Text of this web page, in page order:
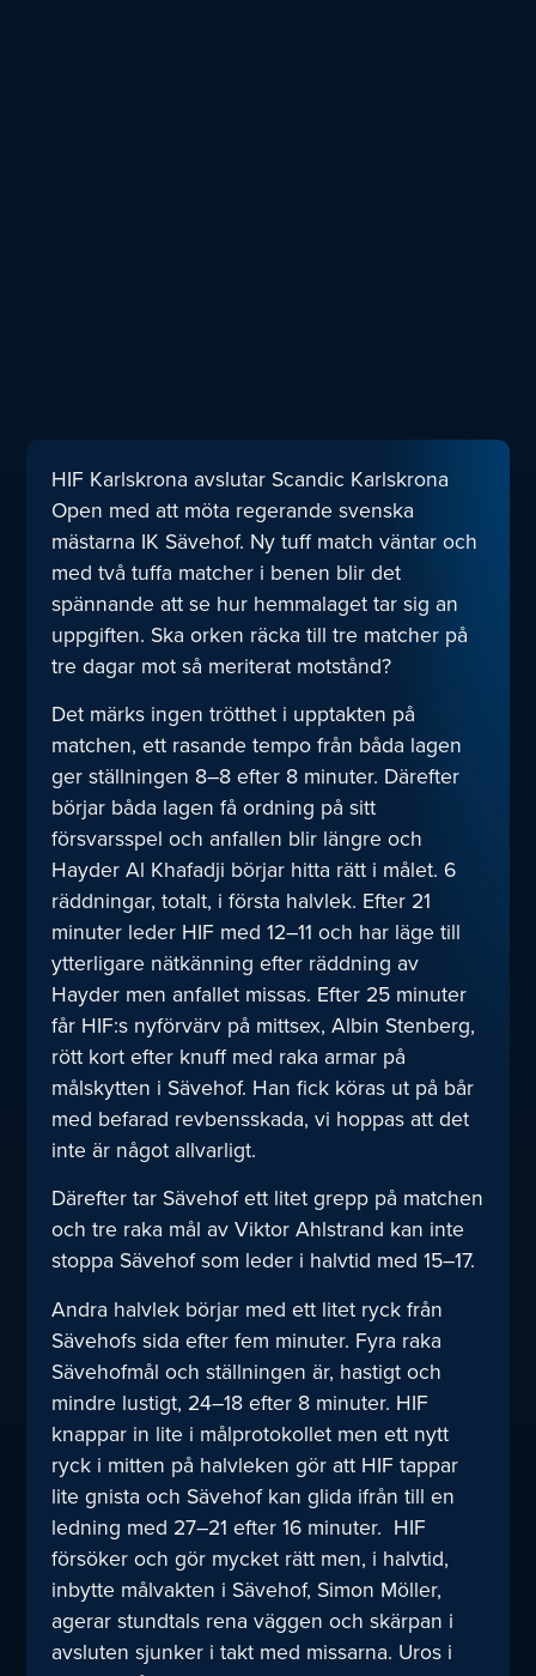
HIF Karlskrona avslutar Scandic Karlskrona
Open med att möta regerande svenska
mästarna IK Sävehof. Ny tuff match väntar och
med två tuffa matcher i benen blir det
spännande att se hur hemmalaget tar sig an
uppgiften. Ska orken räcka till tre matcher på
tre dagar mot så meriterat motstånd?
Det märks ingen trötthet i upptakten på
matchen, ett rasande tempo från båda lagen
ger ställningen 8–8 efter 8 minuter. Därefter
börjar båda lagen få ordning på sitt
försvarsspel och anfallen blir längre och
Hayder Al Khafadji börjar hitta rätt i målet. 6
räddningar, totalt, i första halvlek. Efter 21
minuter leder HIF med 12–11 och har läge till
ytterligare nätkänning efter räddning av
Hayder men anfallet missas. Efter 25 minuter
får HIF:s nyförvärv på mittsex, Albin Stenberg,
rött kort efter knuff med raka armar på
målskytten i Sävehof. Han fick köras ut på bår
med befarad revbensskada, vi hoppas att det
inte är något allvarligt.
Därefter tar Sävehof ett litet grepp på matchen
och tre raka mål av Viktor Ahlstrand kan inte
stoppa Sävehof som leder i halvtid med 15–17.
Andra halvlek börjar med ett litet ryck från
Sävehofs sida efter fem minuter. Fyra raka
Sävehofmål och ställningen är, hastigt och
mindre lustigt, 24–18 efter 8 minuter. HIF
knappar in lite i målprotokollet men ett nytt
ryck i mitten på halvleken gör att HIF tappar
lite gnista och Sävehof kan glida ifrån till en
ledning med 27–21 efter 16 minuter. HIF
försöker och gör mycket rätt men, i halvtid,
inbytte målvakten i Sävehof, Simon Möller,
agerar stundtals rena väggen och skärpan i
avsluten sjunker i takt med missarna. Uros i